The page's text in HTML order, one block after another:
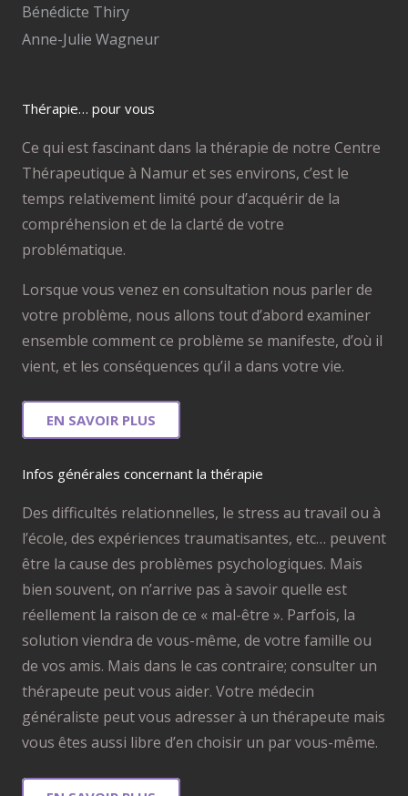
Bénédicte Thiry
Anne-Julie Wagneur
Thérapie… pour vous
Ce qui est fascinant dans la thérapie de notre Centre
Thérapeutique à Namur et ses environs, c’est le
temps relativement limité pour d’acquérir de la
compréhension et de la clarté de votre
problématique.
Lorsque vous venez en consultation nous parler de
votre problème, nous allons tout d’abord examiner
ensemble comment ce problème se manifeste, d’où il
vient, et les conséquences qu’il a dans votre vie.
EN SAVOIR PLUS
Infos générales concernant la thérapie
Des difficultés relationnelles, le stress au travail ou à
l’école, des expériences traumatisantes, etc… peuvent
être la cause des problèmes psychologiques. Mais
bien souvent, on n’arrive pas à savoir quelle est
réellement la raison de ce « mal-être ». Parfois, la
solution viendra de vous-même, de votre famille ou
de vos amis. Mais dans le cas contraire; consulter un
thérapeute peut vous aider. Votre médecin
généraliste peut vous adresser à un thérapeute mais
vous êtes aussi libre d’en choisir un par vous-même.